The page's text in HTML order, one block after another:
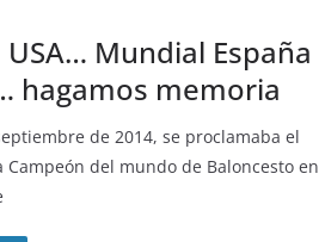
USA… Mundial España
hagamos memoria
de 2014, se proclamaba el
Campeón del mundo de Baloncesto en